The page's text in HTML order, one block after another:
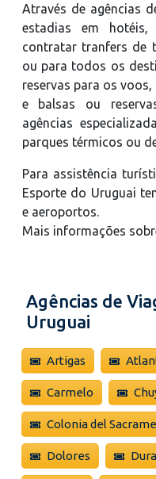
Através de agências
estadias em hotéis,
contratar tranfers de
ou para todos os
reservas para os
e balsas ou
agências
parques térmicos ou
Para assistência
Esporte do Uruguai
e aeroportos.
Mais informações
Agências de
Uruguai
Artigas
Carmelo
Colonia del
Dolores